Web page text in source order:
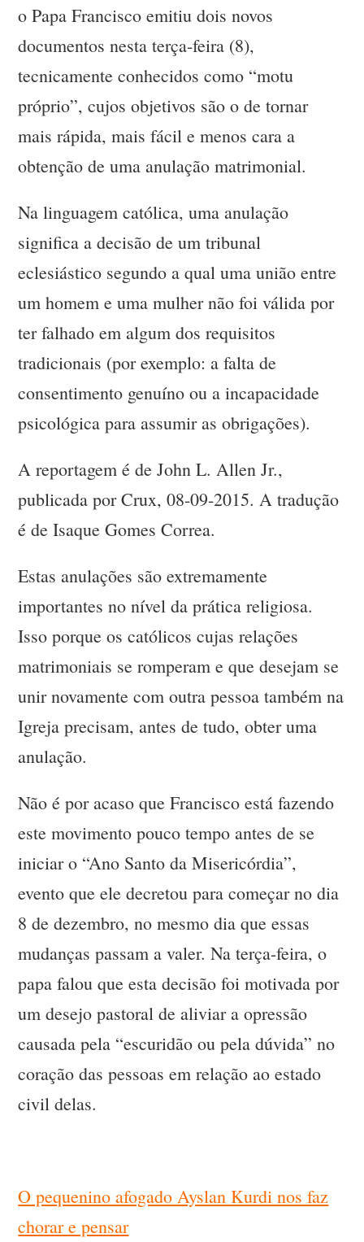
o Papa Francisco emitiu dois novos
documentos nesta terça-feira (8),
tecnicamente conhecidos como “motu
próprio”, cujos objetivos são o de tornar
mais rápida, mais fácil e menos cara a
obtenção de uma anulação matrimonial.
Na linguagem católica, uma anulação
significa a decisão de um tribunal
eclesiástico segundo a qual uma união entre
um homem e uma mulher não foi válida por
ter falhado em algum dos requisitos
tradicionais (por exemplo: a falta de
consentimento genuíno ou a incapacidade
psicológica para assumir as obrigações).
A reportagem é de John L. Allen Jr.,
publicada por Crux, 08-09-2015. A tradução
é de Isaque Gomes Correa.
Estas anulações são extremamente
importantes no nível da prática religiosa.
Isso porque os católicos cujas relações
matrimoniais se romperam e que desejam se
unir novamente com outra pessoa também na
Igreja precisam, antes de tudo, obter uma
anulação.
Não é por acaso que Francisco está fazendo
este movimento pouco tempo antes de se
iniciar o “Ano Santo da Misericórdia”,
evento que ele decretou para começar no dia
8 de dezembro, no mesmo dia que essas
mudanças passam a valer. Na terça-feira, o
papa falou que esta decisão foi motivada por
um desejo pastoral de aliviar a opressão
causada pela “escuridão ou pela dúvida” no
coração das pessoas em relação ao estado
civil delas.
O pequenino afogado Ayslan Kurdi nos faz
chorar e pensar